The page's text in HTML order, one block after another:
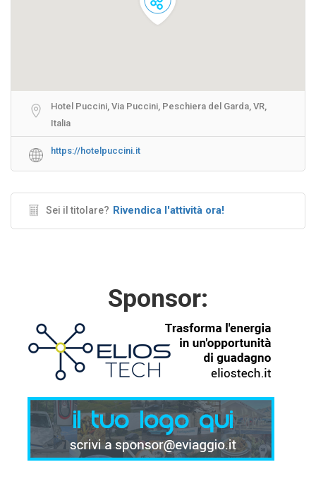
Hotel Puccini, Via Puccini, Peschiera del Garda, VR,
Italia
https://hotelpuccini.it
Sei il titolare? Rivendica l'attività ora!
Sponsor: